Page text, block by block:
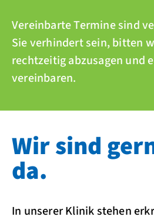
Vereinbarte Termine sind
Sie verhindert sein, bitten
rechtzeitig abzusagen und
vereinbaren.
Wir sind
da.
In unserer Klinik stehen